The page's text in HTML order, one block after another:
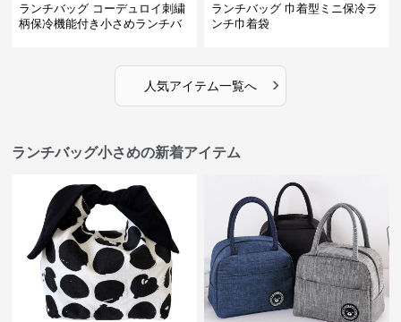
ランチバッグ コーデュロイ刺繍
柄保冷機能付き小さめランチバ
ランチバッグ 巾着型ミニ保冷ラ
ンチ巾着袋
人気アイテム一覧へ ›
ランチバッグ小さめの新着アイテム